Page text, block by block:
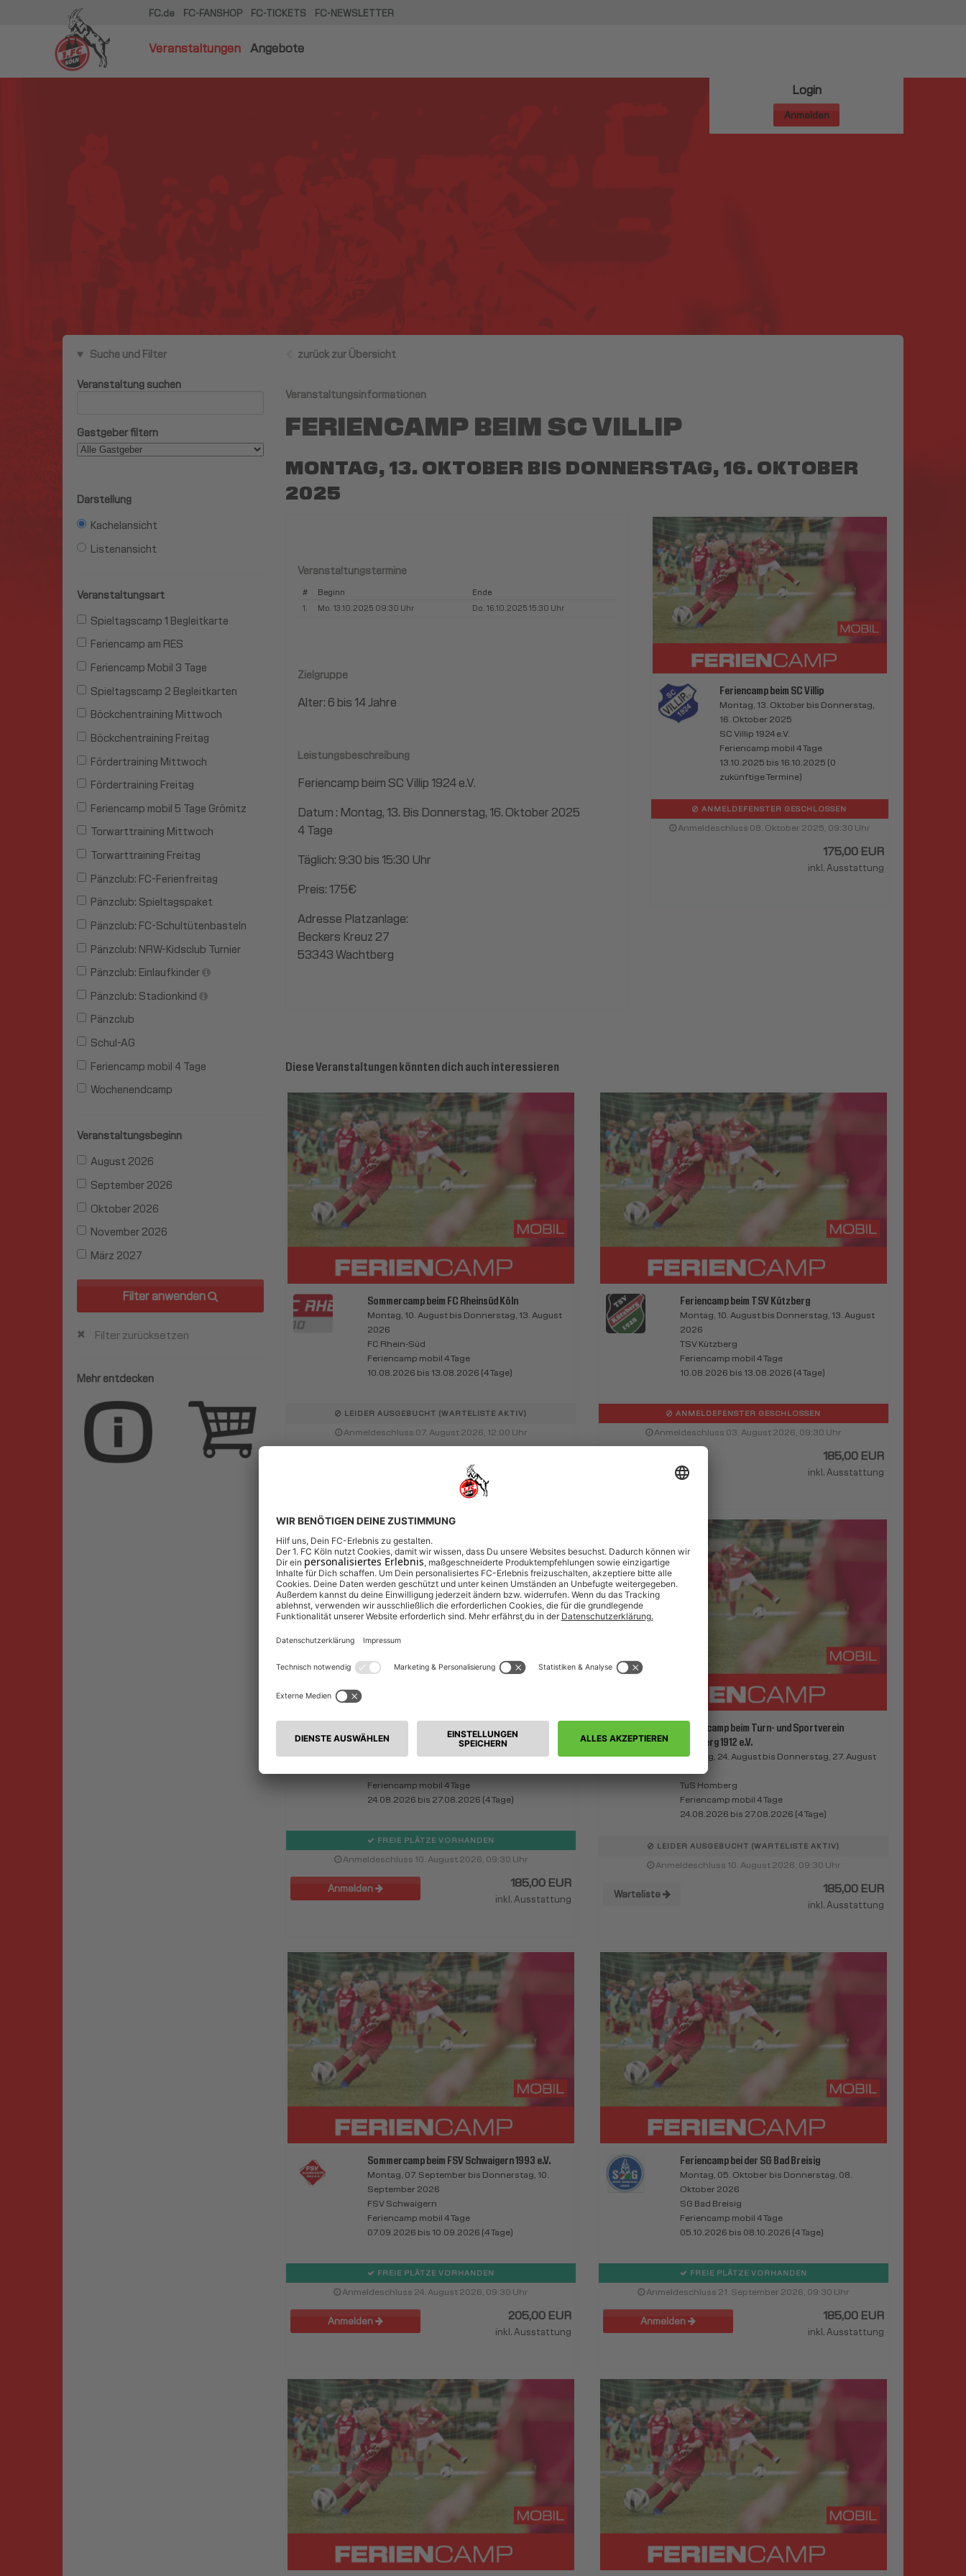
FC.de FC-FANSHOP FC-TICKETS FC-NEWSLETTER
Veranstaltungen Angebote
Login
Anmelden
Suche und Filter
Veranstaltung suchen
Gastgeber filtern
Darstellung
Kachelansicht
Listenansicht
Veranstaltungsart
Spieltagscamp 1 Begleitkarte
Feriencamp am RES
Feriencamp Mobil 3 Tage
Spieltagscamp 2 Begleitkarten
Böckchentraining Mittwoch
Böckchentraining Freitag
Fördertraining Mittwoch
Fördertraining Freitag
Feriencamp mobil 5 Tage Grömitz
Torwarttraining Mittwoch
Torwarttraining Freitag
Pänzclub: FC-Ferienfreitag
Pänzclub: Spieltagspaket
Pänzclub: FC-Schultütenbasteln
Pänzclub: NRW-Kidsclub Turnier
Pänzclub: Einlaufkinder
Pänzclub: Stadionkind
Pänzclub
Schul-AG
Feriencamp mobil 4 Tage
Wochenendcamp
Veranstaltungsbeginn
August 2026
September 2026
Oktober 2026
November 2026
März 2027
Filter anwenden
Filter zurücksetzen
Mehr entdecken
zurück zur Übersicht
Veranstaltungsinformationen
FERIENCAMP BEIM SC VILLIP
MONTAG, 13. OKTOBER BIS DONNERSTAG, 16. OKTOBER
2025
Veranstaltungstermine
# Beginn
Ende
1.
Mo. 13.10.2025 09:30 Uhr Do. 16.10.2025 15:30 Uhr
Zielgruppe
Alter: 6 bis 14 Jahre
Leistungsbeschreibung
Feriencamp beim SC Villip 1924 e.V.
Datum : Montag, 13. Bis Donnerstag, 16. Oktober 2025
4 Tage
Täglich: 9:30 bis 15:30 Uhr
Preis: 175€
Adresse Platzanlage:
Beckers Kreuz 27
53343 Wachtberg
Feriencamp beim SC Villip
Montag, 13. Oktober bis Donnerstag,
16. Oktober 2025
SC Villip 1924 e.V.
Feriencamp mobil 4 Tage
13.10.2025 bis 16.10.2025 (0
zukünftige Termine)
ANMELDEFENSTER GESCHLOSSEN
Anmeldeschluss 08. Oktober 2025, 09:30 Uhr
175,00 EUR
inkl. Ausstattung
Diese Veranstaltungen könnten dich auch interessieren
Sommercamp beim FC Rheinsüd Köln
Montag, 10. August bis Donnerstag, 13. August
2026
FC Rhein-Süd
Feriencamp mobil 4 Tage
10.08.2026 bis 13.08.2026 (4 Tage)
LEIDER AUSGEBUCHT (WARTELISTE AKTIV)
Anmeldeschluss 07. August 2026, 12:00 Uhr
Feriencamp beim TSV Kützberg
Montag, 10. August bis Donnerstag, 13. August
2026
TSV Kützberg
Feriencamp mobil 4 Tage
10.08.2026 bis 13.08.2026 (4 Tage)
ANMELDEFENSTER GESCHLOSSEN
Anmeldeschluss 03. August 2026, 09:30 Uhr
185,00 EUR
inkl. Ausstattung
Feriencamp beim SV 09 Eitorf
Montag, 24. August bis Donnerstag, 27. August
2026
Feriencamp mobil 4 Tage
24.08.2026 bis 27.08.2026 (4 Tage)
FREIE PLÄTZE VORHANDEN
Anmeldeschluss 10. August 2026, 09:30 Uhr
Anmelden 185,00 EUR
inkl. Ausstattung
Feriencamp beim Turn- und Sportverein
Homberg 1912 e.V.
Montag, 24. August bis Donnerstag, 27. August
TuS Homberg
Feriencamp mobil 4 Tage
24.08.2026 bis 27.08.2026 (4 Tage)
LEIDER AUSGEBUCHT (WARTELISTE AKTIV)
Anmeldeschluss 10. August 2026, 09:30 Uhr
Warteliste 185,00 EUR
inkl. Ausstattung
Sommercamp beim FSV Schwaigern 1993 e.V.
Montag, 07. September bis Donnerstag, 10.
September 2026
FSV Schwaigern
Feriencamp mobil 4 Tage
07.09.2026 bis 10.09.2026 (4 Tage)
FREIE PLÄTZE VORHANDEN
Anmeldeschluss 24. August 2026, 09:30 Uhr
Anmelden 205,00 EUR
inkl. Ausstattung
Feriencamp bei der SG Bad Breisig
Montag, 05. Oktober bis Donnerstag, 08.
Oktober 2026
SG Bad Breisig
Feriencamp mobil 4 Tage
05.10.2026 bis 08.10.2026 (4 Tage)
FREIE PLÄTZE VORHANDEN
Anmeldeschluss 21. September 2026, 09:30 Uhr
Anmelden 185,00 EUR
inkl. Ausstattung